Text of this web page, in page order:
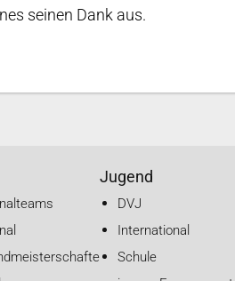
seinen Dank aus.
Jugend
DVJ
International
Schule